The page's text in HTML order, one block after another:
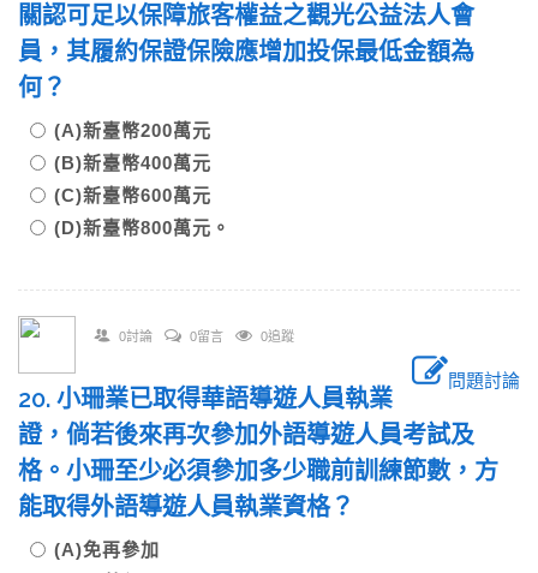
關認可足以保障旅客權益之觀光公益法人會
員，其履約保證保險應增加投保最低金額為
何？
(A)新臺幣200萬元
(B)新臺幣400萬元
(C)新臺幣600萬元
(D)新臺幣800萬元。
0討論 0留言 0追蹤
問題討論
20. 小珊業已取得華語導遊人員執業
證，倘若後來再次參加外語導遊人員考試及
格。小珊至少必須參加多少職前訓練節數，方
能取得外語導遊人員執業資格？
(A)免再參加